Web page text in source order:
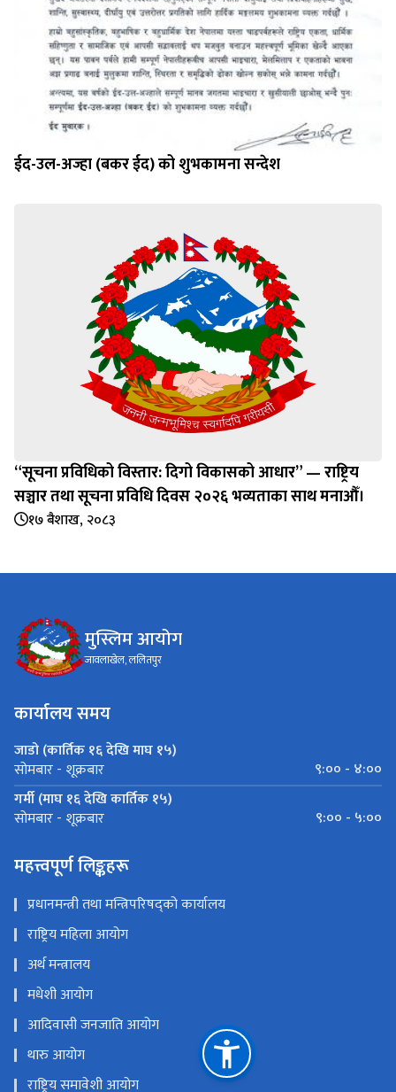
ईद-उल-अज्हा (बकर ईद) को शुभकामना सन्देश
“सूचना प्रविधिको विस्तार: दिगो विकासको आधार” — राष्ट्रिय
सञ्चार तथा सूचना प्रविधि दिवस २०२६ भव्यताका साथ मनाऔँ।
१७ बैशाख, २०८३
मुस्लिम आयोग
जावलाखेल, ललितपुर
कार्यालय समय
जाडो (कार्तिक १६ देखि माघ १५)
सोमबार - शूक्रबार
९:०० - ४:००
गर्मी (माघ १६ देखि कार्तिक १५)
सोमबार - शूक्रबार ९:०० - ५:००
महत्त्वपूर्ण लिङ्कहरू
प्रधानमन्त्री तथा मन्त्रिपरिषद्को कार्यालय
राष्ट्रिय महिला आयोग
अर्थ मन्त्रालय
मधेशी आयोग
आदिवासी जनजाति आयोग
थारु आयोग
राष्ट्रिय समावेशी आयोग